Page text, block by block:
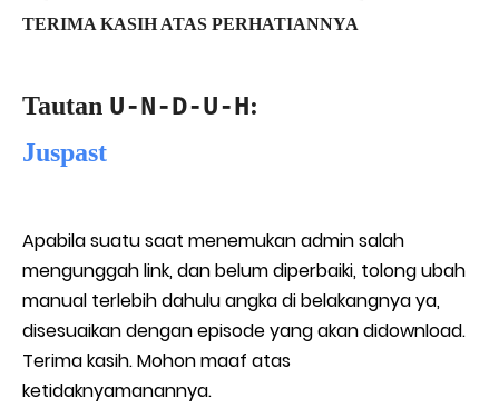
TERIMA KASIH ATAS PERHATIANNYA
Tautan U-N-D-U-H:
Juspast
Apabila suatu saat menemukan admin salah
mengunggah link, dan belum diperbaiki, tolong ubah
manual terlebih dahulu angka di belakangnya ya,
disesuaikan dengan episode yang akan didownload.
Terima kasih. Mohon maaf atas
ketidaknyamanannya.